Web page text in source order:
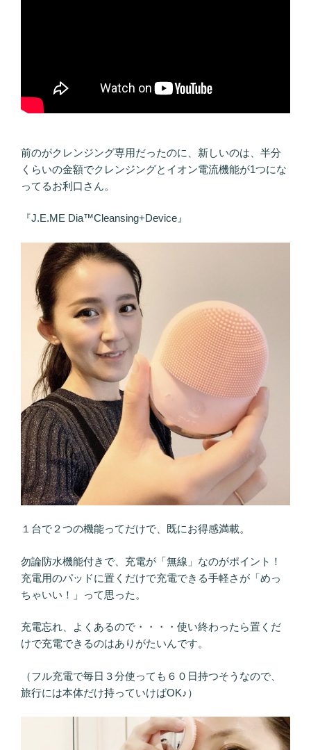
前のがクレンジング専用だったのに、新しいのは、半分
くらいの金額でクレンジングとイオン電流機能が1つにな
ってるお利口さん。
『J.E.ME Dia™Cleansing+Device』
１台で２つの機能ってだけで、既にお得感満載。
勿論防水機能付きで、充電が「無線」なのがポイント！
充電用のパッドに置くだけで充電できる手軽さが「めっ
ちゃいい！」って思った。
充電忘れ、よくあるので・・・・使い終わったら置くだ
けで充電できるのはありがたいんです。
（フル充電で毎日３分使っても６０日持つそうなので、
旅行には本体だけ持っていけばOK♪）